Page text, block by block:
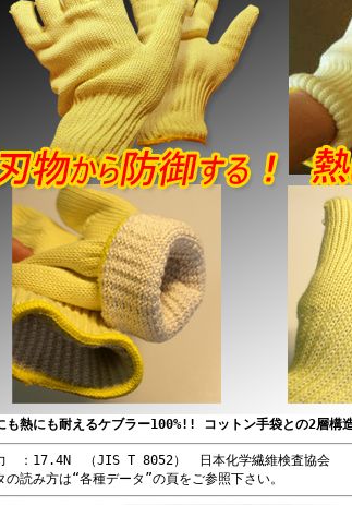
も熱にも耐えるケブラー100%!! コットン手袋との2層構
：17.4N （JIS T 8052） 日本化学繊維検査協会
の読み方は“各種データ”の頁をご参照下さい。